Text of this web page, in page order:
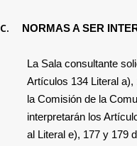
C. NORMAS A SER
La Sala consultante
Artículos 134 Literal
la Comisión de la
interpretarán los
al Literal e), 177 y 179